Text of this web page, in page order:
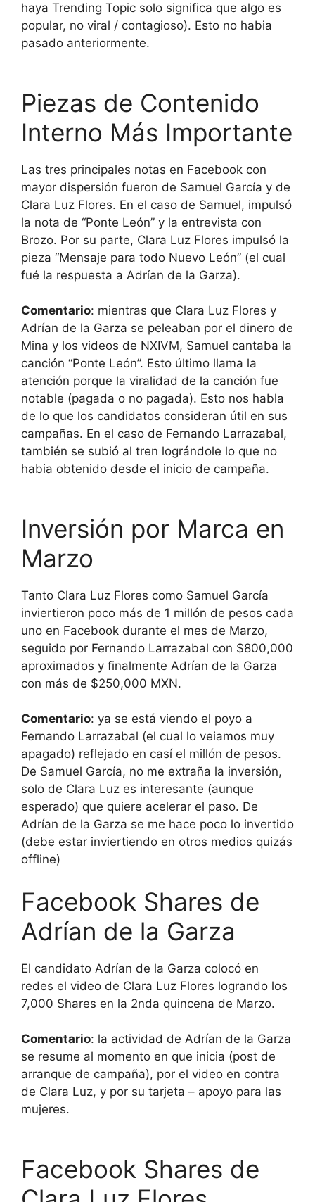
haya Trending Topic solo significa que algo es
popular, no viral / contagioso). Esto no habia
pasado anteriormente.
Piezas de Contenido
Interno Más Importante
Las tres principales notas en Facebook con
mayor dispersión fueron de Samuel García y de
Clara Luz Flores. En el caso de Samuel, impulsó
la nota de “Ponte León” y la entrevista con
Brozo. Por su parte, Clara Luz Flores impulsó la
pieza “Mensaje para todo Nuevo León” (el cual
fué la respuesta a Adrían de la Garza).
Comentario: mientras que Clara Luz Flores y
Adrían de la Garza se peleaban por el dinero de
Mina y los videos de NXIVM, Samuel cantaba la
canción “Ponte León”. Esto último llama la
atención porque la viralidad de la canción fue
notable (pagada o no pagada). Esto nos habla
de lo que los candidatos consideran útil en sus
campañas. En el caso de Fernando Larrazabal,
también se subió al tren lográndole lo que no
habia obtenido desde el inicio de campaña.
Inversión por Marca en
Marzo
Tanto Clara Luz Flores como Samuel García
inviertieron poco más de 1 millón de pesos cada
uno en Facebook durante el mes de Marzo,
seguido por Fernando Larrazabal con $800,000
aproximados y finalmente Adrían de la Garza
con más de $250,000 MXN.
Comentario: ya se está viendo el poyo a
Fernando Larrazabal (el cual lo veiamos muy
apagado) reflejado en casí el millón de pesos.
De Samuel García, no me extraña la inversión,
solo de Clara Luz es interesante (aunque
esperado) que quiere acelerar el paso. De
Adrían de la Garza se me hace poco lo invertido
(debe estar inviertiendo en otros medios quizás
offline)
Facebook Shares de
Adrían de la Garza
El candidato Adrían de la Garza colocó en
redes el video de Clara Luz Flores logrando los
7,000 Shares en la 2nda quincena de Marzo.
Comentario: la actividad de Adrían de la Garza
se resume al momento en que inicia (post de
arranque de campaña), por el video en contra
de Clara Luz, y por su tarjeta – apoyo para las
mujeres.
Facebook Shares de